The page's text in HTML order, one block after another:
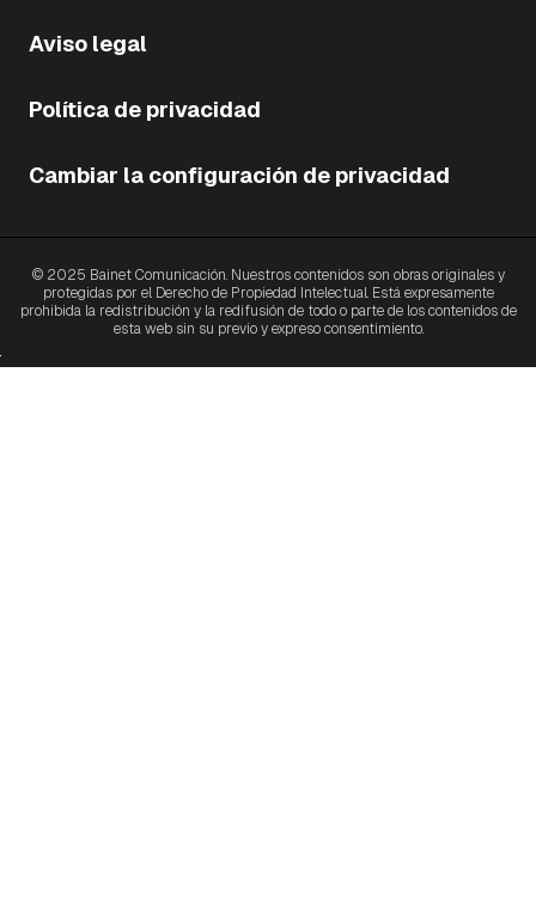
Aviso legal
Política de privacidad
Cambiar la configuración de privacidad
© 2025 Bainet Comunicación. Nuestros contenidos son obras originales y
protegidas por el Derecho de Propiedad Intelectual. Está expresamente
prohibida la redistribución y la redifusión de todo o parte de los contenidos de
esta web sin su previo y expreso consentimiento.